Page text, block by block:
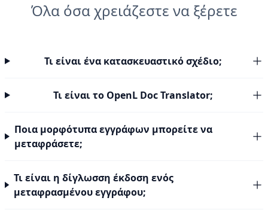
Όλα όσα χρειάζεστε να ξέρετε
Τι είναι ένα κατασκευαστικό σχέδιο;
Τι είναι το OpenL Doc Translator;
Ποια μορφότυπα εγγράφων μπορείτε να
μεταφράσετε;
Τι είναι η δίγλωσση έκδοση ενός
μεταφρασμένου εγγράφου;